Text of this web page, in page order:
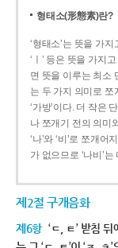
형태소(形態素)란?
‘형태소’는 뜻을 가
‘ㅣ’ 등은 뜻을 가지
면 뜻을 이루는 최소
는 두 가지 의미로 쪼
‘가방’이다. 더 작은
나 쪼개기 전의 의미
‘나’와 ‘비’로 쪼개어
가 없으므로 ‘나비’
제2절 구개음화
제6항 ‘ㄷ, ㅌ’ 받침 뒤